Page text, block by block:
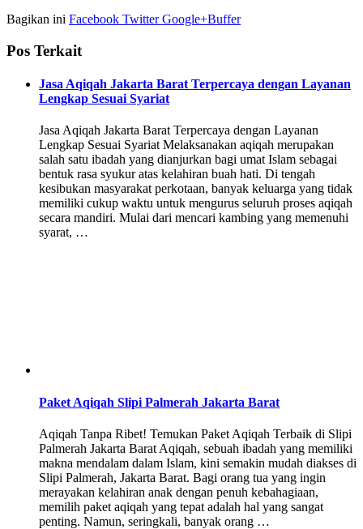
Bagikan ini Facebook TwitterGoogle+Buffer
Pos Terkait
Jasa Aqiqah Jakarta Barat Terpercaya dengan Layanan
Lengkap Sesuai Syariat
Jasa Aqiqah Jakarta Barat Terpercaya dengan Layanan
Lengkap Sesuai Syariat Melaksanakan aqiqah merupakan
salah satu ibadah yang dianjurkan bagi umat Islam sebagai
bentuk rasa syukur atas kelahiran buah hati. Di tengah
kesibukan masyarakat perkotaan, banyak keluarga yang tidak
memiliki cukup waktu untuk mengurus seluruh proses aqiqah
secara mandiri. Mulai dari mencari kambing yang memenuhi
syarat, …
Paket Aqiqah Slipi Palmerah Jakarta Barat
Aqiqah Tanpa Ribet! Temukan Paket Aqiqah Terbaik di Slipi
Palmerah Jakarta Barat Aqiqah, sebuah ibadah yang memiliki
makna mendalam dalam Islam, kini semakin mudah diakses di
Slipi Palmerah, Jakarta Barat. Bagi orang tua yang ingin
merayakan kelahiran anak dengan penuh kebahagiaan,
memilih paket aqiqah yang tepat adalah hal yang sangat
penting. Namun, seringkali, banyak orang …